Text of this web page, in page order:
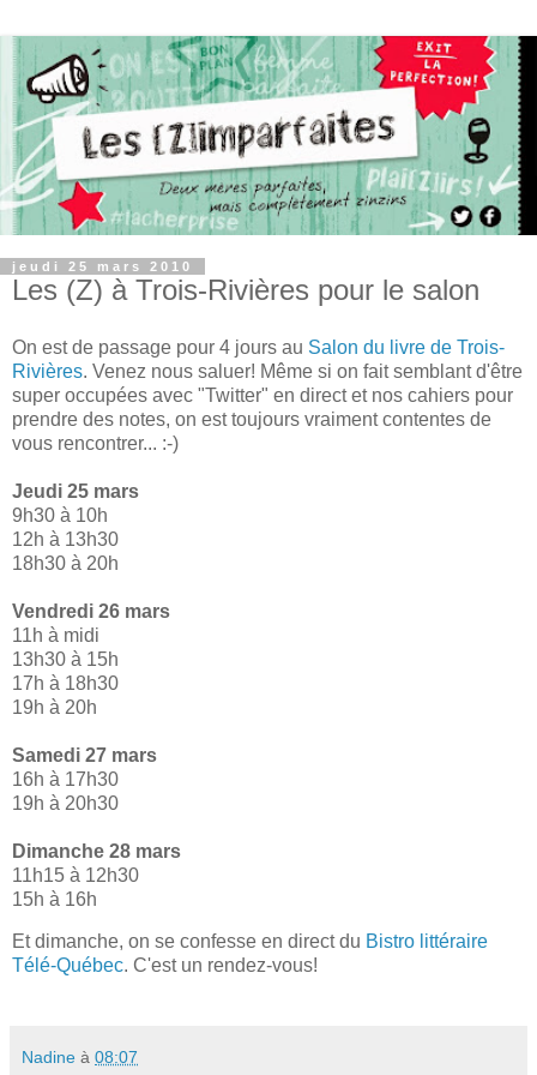
jeudi 25 mars 2010
Les (Z) à Trois-Rivières pour le salon
On est de passage pour 4 jours au Salon du livre de Trois-
Rivières. Venez nous saluer! Même si on fait semblant d'être
super occupées avec "Twitter" en direct et nos cahiers pour
prendre des notes, on est toujours vraiment contentes de
vous rencontrer... :-)
Jeudi 25 mars
9h30 à 10h
12h à 13h30
18h30 à 20h
Vendredi 26 mars
11h à midi
13h30 à 15h
17h à 18h30
19h à 20h
Samedi 27 mars
16h à 17h30
19h à 20h30
Dimanche 28 mars
11h15 à 12h30
15h à 16h
Et dimanche, on se confesse en direct du Bistro littéraire
Télé-Québec. C'est un rendez-vous!
Nadine à 08:07